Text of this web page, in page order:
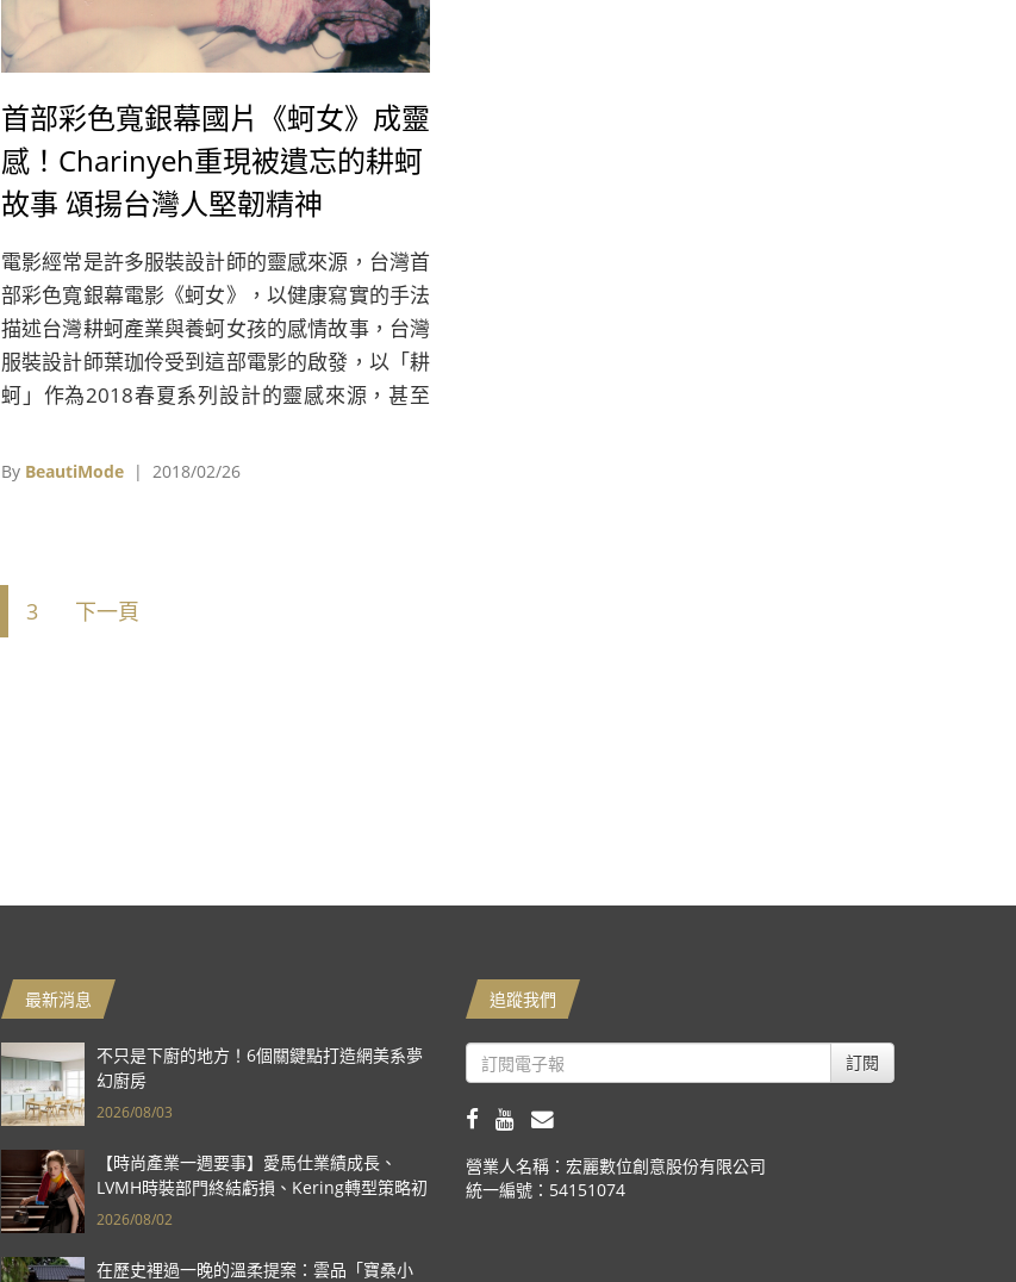
首部彩色寬銀幕國片《蚵女》成靈
感！Charinyeh重現被遺忘的耕蚵
故事 頌揚台灣人堅韌精神
電影經常是許多服裝設計師的靈感來源，台灣首
部彩色寬銀幕電影《蚵女》，以健康寫實的手法
描述台灣耕蚵產業與養蚵女孩的感情故事，台灣
服裝設計師葉珈伶受到這部電影的啟發，以「耕
蚵」作為2018春夏系列設計的靈感來源，甚至
期耕蚵產業。
By BeautiMode | 2018/02/26
3 下一頁
最新消息
不只是下廚的地方！6個關鍵點打造網美系夢
幻廚房
2026/08/03
【時尚產業一週要事】愛馬仕業績成長、
LVMH時裝部門終結虧損、Kering轉型策略初
現成效、Prada集團財報亮眼
2026/08/02
在歷史裡過一晚的溫柔提案：雲品「寶桑小
追蹤我們
訂閱
營業人名稱：宏麗數位創意股份有限公司
統一編號：54151074